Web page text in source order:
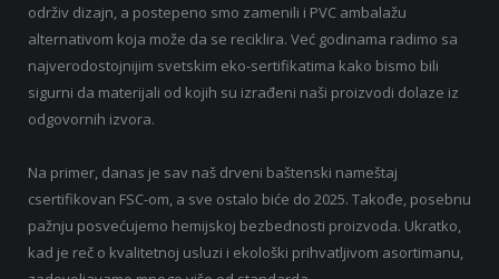
održiv dizajn, a postepeno smo zamenili i PVC ambalažu
alternativom koja može da se reciklira. Već godinama radimo sa
najverodostojnijim svetskim eko-sertifikatima kako bismo bili
sigurni da materijali od kojih su izrađeni naši proizvodi dolaze iz
odgovornih izvora.
Na primer, danas je sav naš drveni baštenski nameštaj
csertifikovan FSC-om, a sve ostalo biće do 2025. Takođe, posebnu
pažnju posvećujemo hemijskoj bezbednosti proizvoda. Ukratko,
kad je reč o kvalitetnoj usluzi i ekološki prihvatljivom asortimanu,